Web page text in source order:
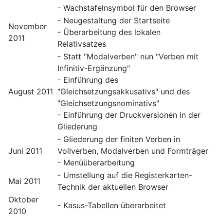
- Wachstafelnsymbol für den Browser
November
2011
- Neugestaltung der Startseite
- Überarbeitung des lokalen
Relativsatzes
August 2011
- Statt "Modalverben" nun "Verben mit
Infinitiv-Ergänzung"
- Einführung des
"Gleichsetzungsakkusativs" und des
"Gleichsetzungsnominativs"
- Einführung der Druckversionen in der
Gliederung
Juni 2011
- Gliederung der finiten Verben in
Vollverben, Modalverben und Formträger
- Menüüberarbeitung
Mai 2011
- Umstellung auf die Registerkarten-
Technik der aktuellen Browser
Oktober
2010
- Kasus-Tabellen überarbeitet